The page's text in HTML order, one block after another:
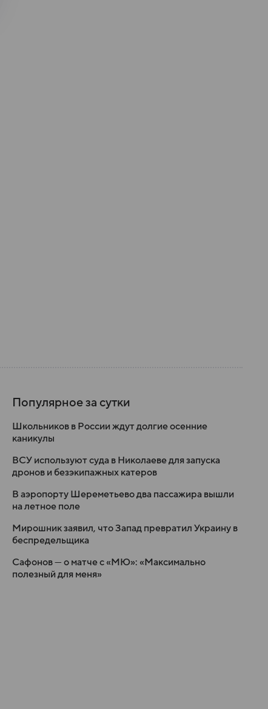
Популярное за сутки
Школьников в России ждут долгие осенние
каникулы
ВСУ используют суда в Николаеве для запуска
дронов и безэкипажных катеров
В аэропорту Шереметьево два пассажира вышли
на летное поле
Мирошник заявил, что Запад превратил Украину в
беспредельщика
Сафонов — о матче с «МЮ»: «Максимально
полезный для меня»